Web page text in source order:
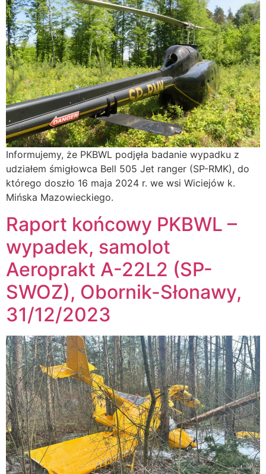
Informujemy, że PKBWL podjęła badanie wypadku z
udziałem śmigłowca Bell 505 Jet ranger (SP-RMK), do
którego doszło 16 maja 2024 r. we wsi Wiciejów k.
Mińska Mazowieckiego.
Raport końcowy PKBWL –
wypadek, samolot
Aeroprakt A-22L2 (SP-
SWOZ), Obornik-Słonawy,
31/12/2023